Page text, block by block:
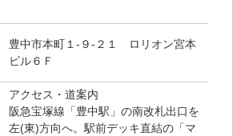
豊中市本町１‐９‐２１ ロリオン宮本
ビル６Ｆ
アクセス・道案内
阪急宝塚線「豊中駅」の南改札出口を
左(東)方向へ。駅前デッキ直結の「マ